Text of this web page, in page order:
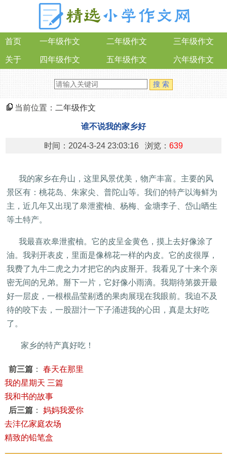
首页 一年级作文 二年级作文 三年级作文
关于 四年级作文 五年级作文 六年级作文
当前位置： 二年级作文
谁不说我的家乡好
时间：2024-3-24 23:03:16 浏览： 639
我的家乡在舟山，这里风景优美，物产丰富。主要的风
景区有：桃花岛、朱家尖、普陀山等。我们的特产以海鲜为
主，近几年又出现了皋泄蜜柚、杨梅、金塘李子、岱山晒生
等土特产。
我最喜欢皋泄蜜柚。它的皮呈金黄色，摸上去好像涂了
油。我剥开表皮，里面是像棉花一样的内皮。它的皮很厚，
我费了九牛二虎之力才把它的内皮掰开。我看见了十来个亲
密无间的兄弟。掰下一片，它好像小雨滴。我期待第拨开最
好一层皮，一根根晶莹剔透的果肉展现在我眼前。我迫不及
待的咬下去，一股甜汁一下子涌进我的心田，真是太好吃
了。
家乡的特产真好吃！
前三篇 ： 春天在那里
我的星期天 三篇
我和书的故事
后三篇 ： 妈妈我爱你
去沣亿家庭农场
精致的铅笔盒